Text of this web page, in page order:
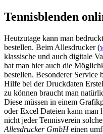
Tennisblenden
Heutzutage kann man
bestellen. Beim Allesdrucker (
klassische und auch digitale
hat man hier auch die
bestellen. Besonderer
Hilfe bei der Druckdaten
zu können braucht man
Diese müssen in einem
oder Excel Dateien kann man
nicht jeder Tennisverein
Allesdrucker GmbHeinen